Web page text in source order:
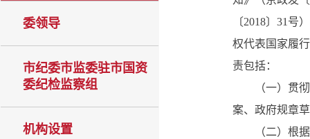
委领导
市纪委市监委驻市国资
委纪检监察组
机构设置
〔2018〕31
权代表国家履
责包括：
（一）贯彻
案、政府规章
（二）根据